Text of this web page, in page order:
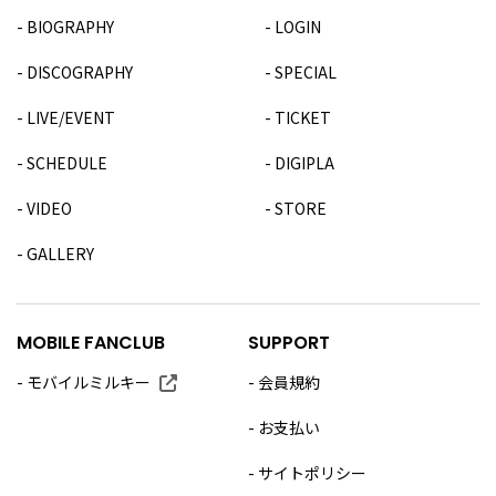
BIOGRAPHY
DISCOGRAPHY
LIVE/EVENT
SCHEDULE
VIDEO
GALLERY
LOGIN
SPECIAL
TICKET
DIGIPLA
STORE
MOBILE FANCLUB
モバイルミルキー
SUPPORT
会員規約
お支払い
サイトポリシー